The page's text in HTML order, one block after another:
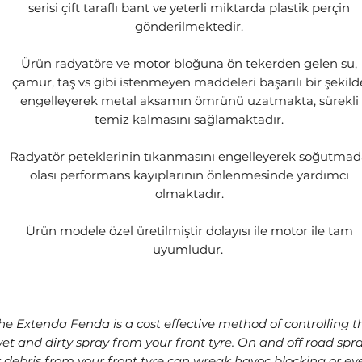
serisi çift taraflı bant ve yeterli miktarda plastik perçin
gönderilmektedir.
Ürün radyatöre ve motor bloğuna ön tekerden gelen su,
çamur, taş vs gibi istenmeyen maddeleri başarılı bir
engelleyerek metal aksamın ömrünü uzatmakta, sürekli
temiz kalmasını sağlamaktadır.
Radyatör peteklerinin tıkanmasını engelleyerek
olası performans kayıplarının önlenmesinde yardımcı
olmaktadır.
Ürün modele özel üretilmiştir dolayısı ile motor ile tam
uyumludur.
Extenda Fenda is a cost effective method of controlling
and dirty spray from your front tyre. On and off road